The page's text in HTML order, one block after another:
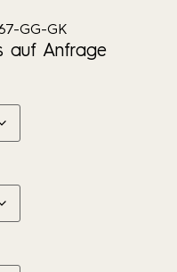
GG-GK
auf Anfrage